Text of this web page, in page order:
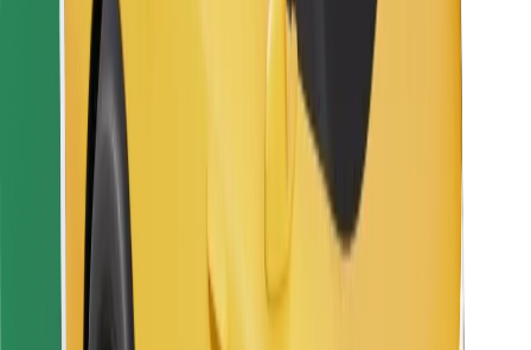
Proveedores
Términos y Condiciones
Cookies
Seguridad
Consigue un viaje en minutos
Encuentra tu comida favorita
Descargar la app de Bolt Food